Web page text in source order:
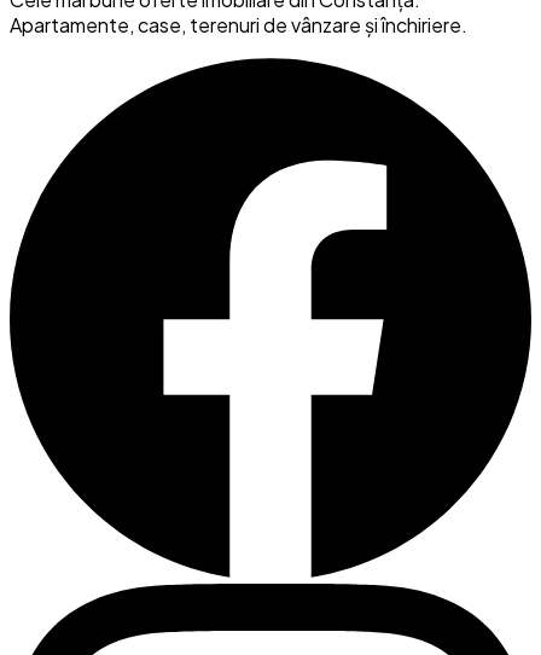
Apartamente, case, terenuri de vânzare și închiriere.